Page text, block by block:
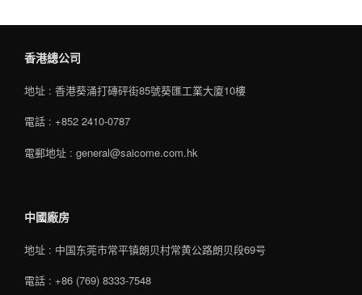
香港總公司
地址 : 香港葵涌打磚砰街85號葵匯工業大廈10樓
電話 : +852 2410-0787
電郵地址 : general@saicome.com.hk
中國廠房
地址 : 中国东莞市常平镇朗贝村常黄公路朗贝段69号
電話 : +86 (769) 8333-7548